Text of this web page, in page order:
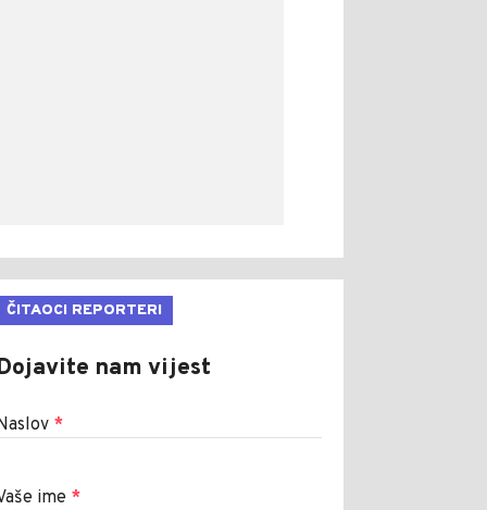
ČITAOCI REPORTERI
nam vijest
*
ime *